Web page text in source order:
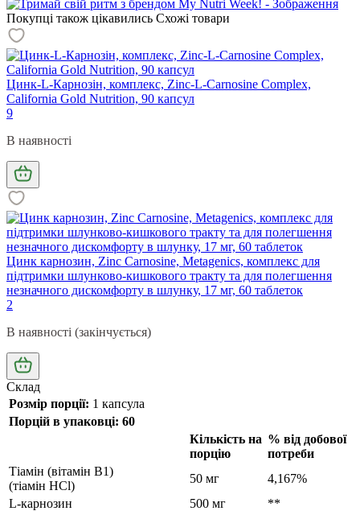
Покупці також цікавились Схожі товари
Цинк-L-Карнозін, комплекс, Zinc-L-Carnosine Complex,
California Gold Nutrition, 90 капсул
9
В наявності
Цинк карнозин, Zinc Carnosine, Metagenics, комплекс для
підтримки шлунково-кишкового тракту та для полегшення
незначного дискомфорту в шлунку, 17 мг, 60 таблеток
2
В наявності (закінчується)
Склад
Розмір порції: 1 капсула
Порцій в упаковці: 60
Кількість на
порцію
% від добової
потреби
Тіамін (вітамін B1)
(тіамін HCl)
50 мг
4,167%
L-карнозин
500 мг
**